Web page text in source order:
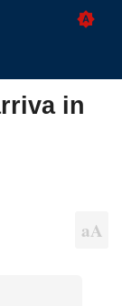
in